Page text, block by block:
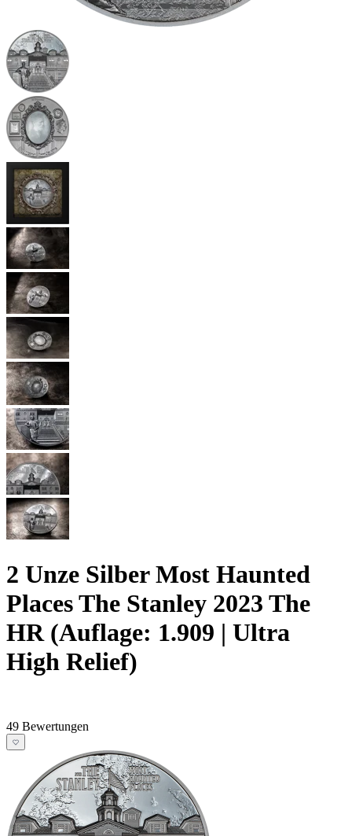
2 Unze Silber Most Haunted
Places The Stanley 2023 The
HR (Auflage: 1.909 | Ultra
High Relief)
49 Bewertungen